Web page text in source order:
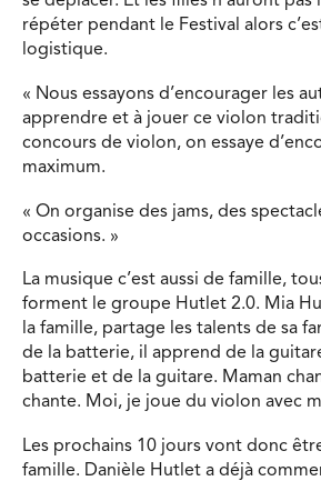
répéter pendant le Festival alors
logistique.
« Nous essayons d’encourager les
apprendre et à jouer ce violon
concours de violon, on essaye
maximum.
« On organise des jams, des
occasions. »
La musique c’est aussi de famille,
forment le groupe Hutlet 2.0. Mia
la famille, partage les talents de sa
de la batterie, il apprend de la
batterie et de la guitare. Maman
chante. Moi, je joue du violon avec
Les prochains 10 jours vont donc
famille. Danièle Hutlet a déjà